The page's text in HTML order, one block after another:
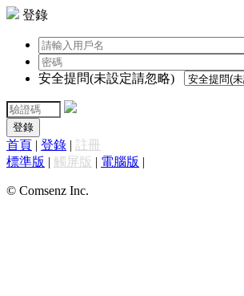
登錄
安全提問(未設定請忽略)
登錄
首頁 | 登錄 | 註冊
標準版 | 觸屏版 | 電腦版 |
© Comsenz Inc.